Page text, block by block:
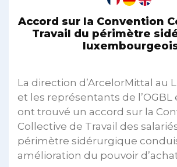
Accord sur la Convention
Travail du périmètre
La direction d’ArcelorMittal au
et les représentants de l’OGBL
ont trouvé un accord sur la
Collective de Travail des
périmètre sidérurgique
amélioration du pouvoir